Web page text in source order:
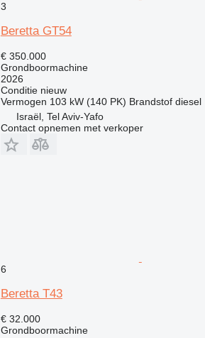
3
Beretta GT54
€ 350.000
Grondboormachine
2026
Conditienieuw
Vermogen 103 kW (140 PK) Brandstof diesel
Israël, Tel Aviv-Yafo
Contact opnemen met verkoper
6
Beretta T43
€ 32.000
Grondboormachine